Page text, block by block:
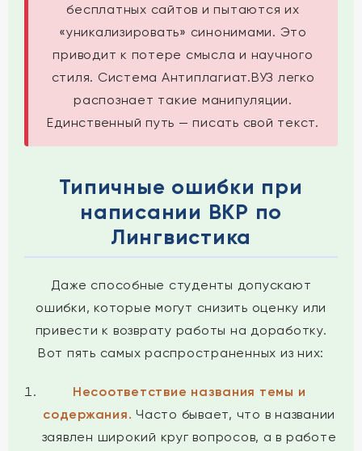
бесплатных сайтов и пытаются их
«уникализировать» синонимами. Это
приводит к потере смысла и научного
стиля. Система Антиплагиат.ВУЗ легко
распознает такие манипуляции.
Единственный путь — писать свой текст.
Типичные ошибки при
написании ВКР по
Лингвистика
Даже способные студенты допускают
ошибки, которые могут снизить оценку или
привести к возврату работы на доработку.
Вот пять самых распространенных из них:
Несоответствие названия темы и
содержания. Часто бывает, что в названии
заявлен широкий круг вопросов, а в работе